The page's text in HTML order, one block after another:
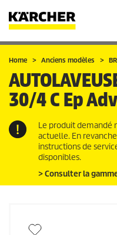
Panier
Liste d'envies
Home Anciens modèles
30/4 C Ep Adv
Le produit demandé
actuelle. En
instructions de
disponibles.
> Consulter la